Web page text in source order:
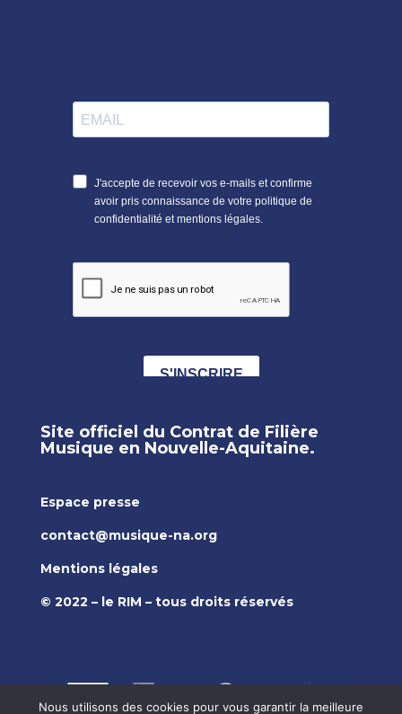
Site officiel du Contrat de Filière
Musique en Nouvelle-Aquitaine.
Espace presse
contact@musique-na.org
Mentions légales
© 2022 – le RIM – tous droits réservés
Nous utilisons des cookies pour vous garantir la meilleure